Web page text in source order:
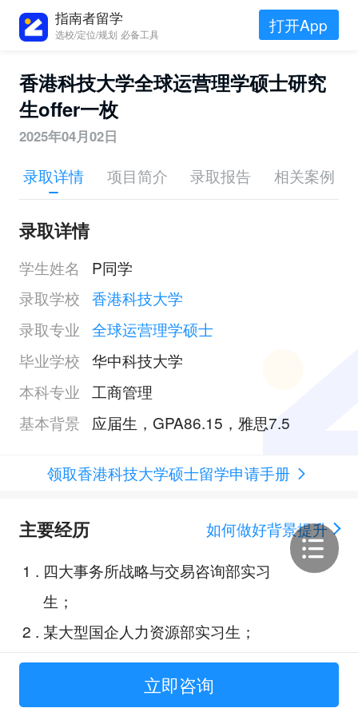
指南者留学
选校/定位/规划 必备工具 打开App
香港科技大学全球运营理学硕士研究
生offer一枚
2025年04月02日
录取详情 项目简介 录取报告 相关案例
录取详情
学生姓名
P同学
录取学校 香港科技大学
录取专业 全球运营理学硕士
毕业学校 华中科技大学
本科专业
工商管理
基本背景
应届生，GPA86.15，雅思7.5
领取香港科技大学硕士留学申请手册
主要经历
如何做好背景提升
1 . 四大事务所战略与交易咨询部实习
生；
2 . 某大型国企人力资源部实习生；
3.2022年湖北省大学生营销策划挑
立即咨询